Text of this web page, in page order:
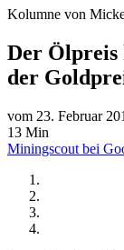
Kolumne von
Der Ölpreis
der
vom 23. Februar
13 Min
Miningscout bei